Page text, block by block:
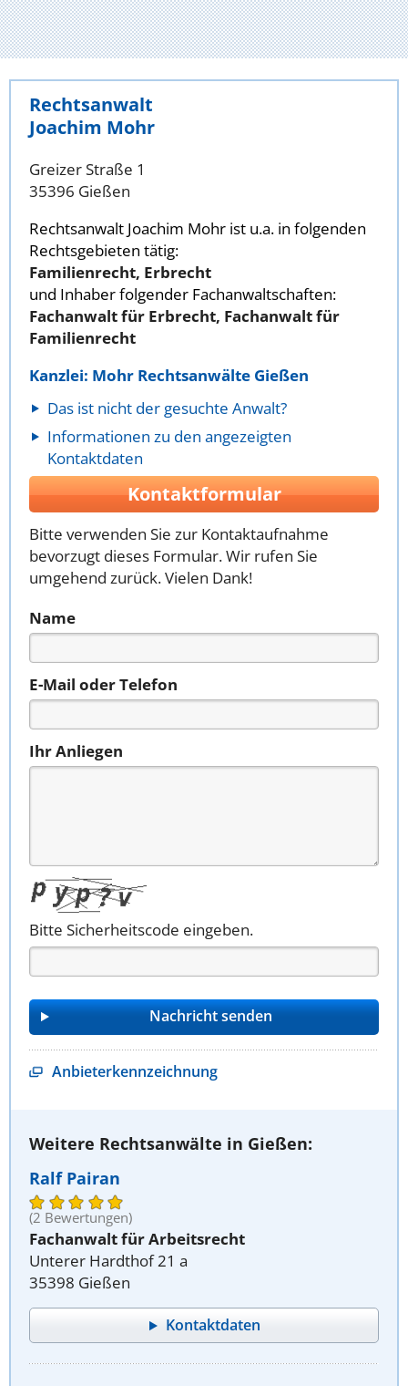
Rechtsanwalt
Joachim Mohr
Greizer Straße 1
35396 Gießen
Rechtsanwalt Joachim Mohr ist u.a. in folgenden
Rechtsgebieten tätig:
Familienrecht, Erbrecht
und Inhaber folgender Fachanwaltschaften:
Fachanwalt für Erbrecht, Fachanwalt für
Familienrecht
Kanzlei: Mohr Rechtsanwälte Gießen
Das ist nicht der gesuchte Anwalt?
Informationen zu den angezeigten
Kontaktdaten
Kontaktformular
Bitte verwenden Sie zur Kontaktaufnahme
bevorzugt dieses Formular. Wir rufen Sie
umgehend zurück. Vielen Dank!
Name
E-Mail oder Telefon
Ihr Anliegen
Bitte Sicherheitscode eingeben.
Anbieterkennzeichnung
Weitere Rechtsanwälte in Gießen:
Ralf Pairan
(2 Bewertungen)
Fachanwalt für Arbeitsrecht
Unterer Hardthof 21 a
35398 Gießen
Kontaktdaten